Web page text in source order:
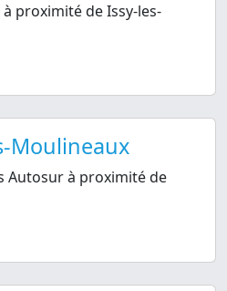
proximité de Issy-les-
Moulineaux
Autosur à proximité de